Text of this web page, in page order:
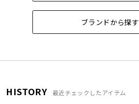
ブランドから探す
HISTORY 最近チェックしたアイテム